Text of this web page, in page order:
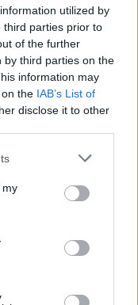
utilized by
third parties prior to
of the further
by third parties on the
information may
the IAB’s List of
disclose it to other
my